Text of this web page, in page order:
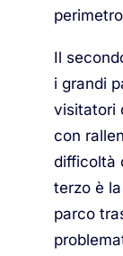
Il
i grandi
visitatori
con
difficoltà
terzo è la
parco